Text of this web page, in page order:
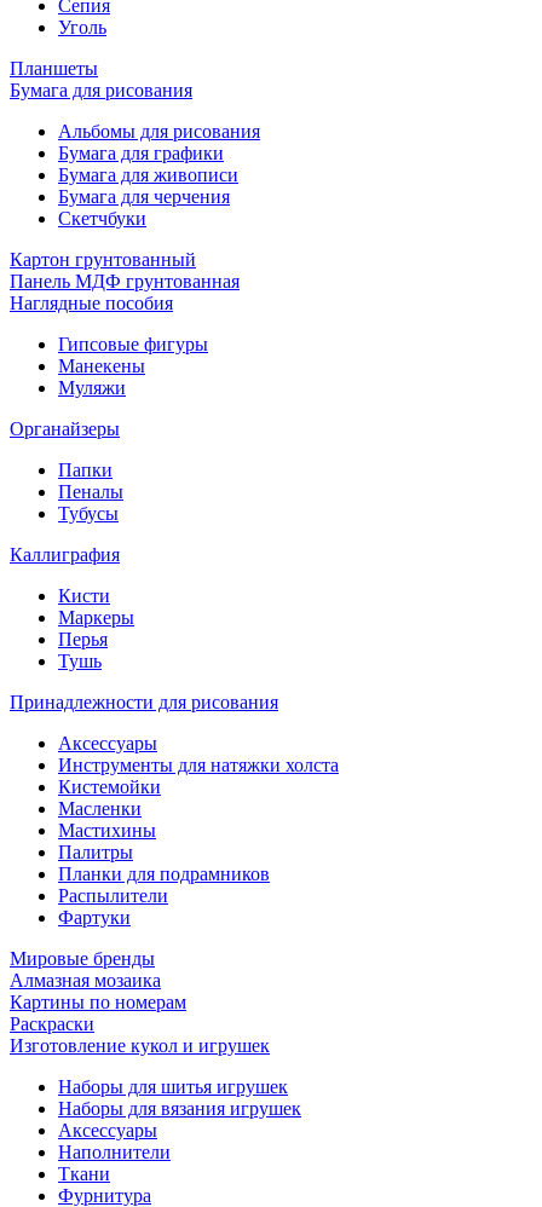
Сепия
Уголь
Планшеты
Бумага для рисования
Альбомы для рисования
Бумага для графики
Бумага для живописи
Бумага для черчения
Скетчбуки
Картон грунтованный
Панель МДФ грунтованная
Наглядные пособия
Гипсовые фигуры
Манекены
Муляжи
Органайзеры
Папки
Пеналы
Тубусы
Каллиграфия
Кисти
Маркеры
Перья
Тушь
Принадлежности для рисования
Аксессуары
Инструменты для натяжки холста
Кистемойки
Масленки
Мастихины
Палитры
Планки для подрамников
Распылители
Фартуки
Мировые бренды
Алмазная мозаика
Картины по номерам
Раскраски
Изготовление кукол и игрушек
Наборы для шитья игрушек
Наборы для вязания игрушек
Аксессуары
Наполнители
Ткани
Фурнитура